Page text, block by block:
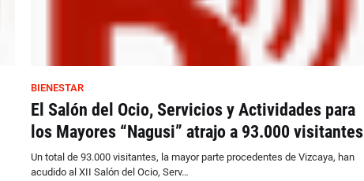
BIENESTAR
El Salón del Ocio, Servicios y Actividades para
los Mayores “Nagusi” atrajo a 93.000 visitantes
Un total de 93.000 visitantes, la mayor parte procedentes de Vizcaya, han
acudido al XII Salón del Ocio, Serv…